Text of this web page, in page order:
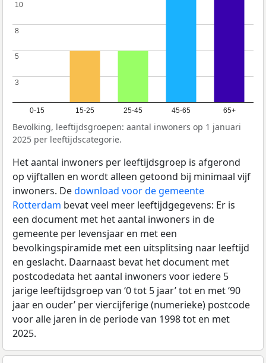
0-15 15-25 25-45 45-65 65+
3
3
5
5
8
8
10
10
Bevolking, leeftijdsgroepen: aantal inwoners op 1 januari
2025 per leeftijdscategorie.
Het aantal inwoners per leeftijdsgroep is afgerond
op vijftallen en wordt alleen getoond bij minimaal vijf
inwoners. Dedownload voor de gemeente
Rotterdam bevat veel meer leeftijdgegevens: Er is
een document met het aantal inwoners in de
gemeente per levensjaar en met een
bevolkingspiramide met een uitsplitsing naar leeftijd
en geslacht. Daarnaast bevat het document met
postcodedata het aantal inwoners voor iedere 5
jarige leeftijdsgroep van ‘0 tot 5 jaar’ tot en met ‘90
jaar en ouder’ per viercijferige (numerieke) postcode
voor alle jaren in de periode van 1998 tot en met
2025.